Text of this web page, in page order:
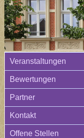
Veranstaltungen
Bewertungen
Partner
Kontakt
Offene Stellen